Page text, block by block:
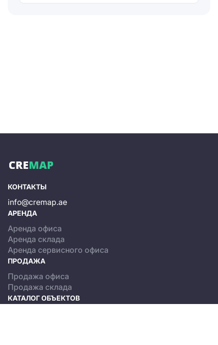
КОНТАКТЫ
info@cremap.ae
АРЕНДА
Аренда офиса
Аренда склада
Аренда сервисного офиса
ПРОДАЖА
Продажа офиса
Продажа склада
КАТАЛОГ ОБЪЕКТОВ